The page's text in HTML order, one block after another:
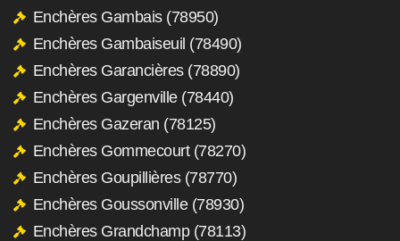
Enchères Gambais (78950)
Enchères Gambaiseuil (78490)
Enchères Garancières (78890)
Enchères Gargenville (78440)
Enchères Gazeran (78125)
Enchères Gommecourt (78270)
Enchères Goupillières (78770)
Enchères Goussonville (78930)
Enchères Grandchamp (78113)